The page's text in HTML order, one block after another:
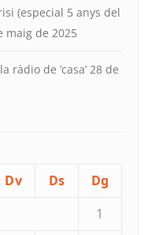
(especial 5 anys del
maig de 2025
ràdio de ‘casa’ 28 de
Dv Ds
Dg
1